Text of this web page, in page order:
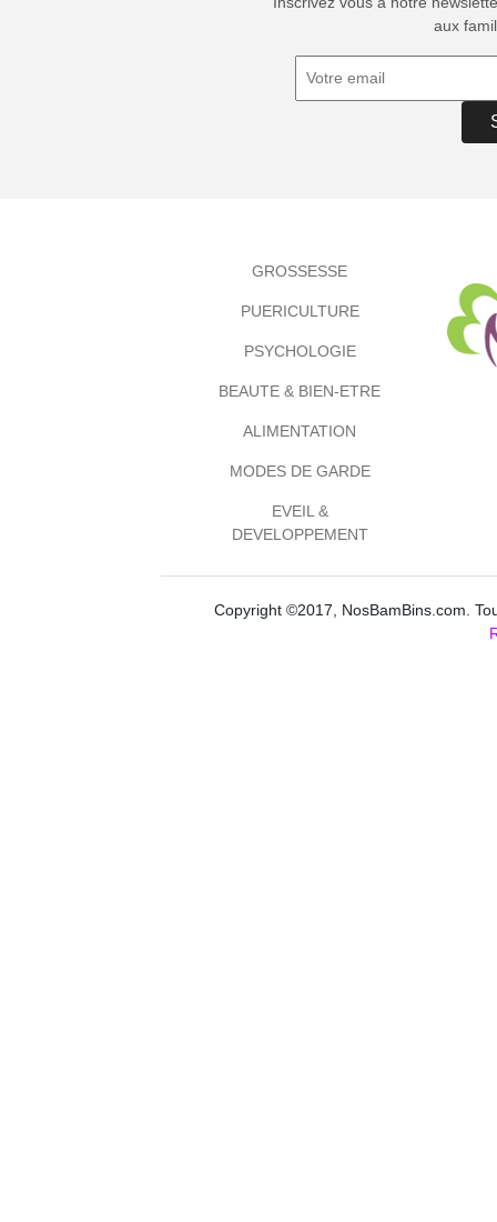
aux
GROSSESSE
PUERICULTURE
PSYCHOLOGIE
BEAUTE & BIEN-ETRE
ALIMENTATION
MODES DE GARDE
EVEIL &
DEVELOPPEMENT
Copyright ©2017, NosBamBins.com.